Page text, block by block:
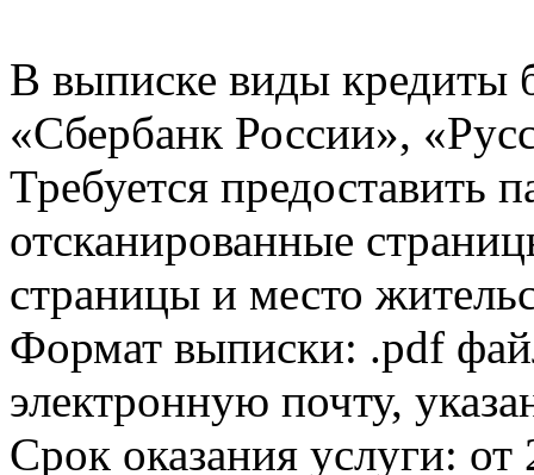
В выписке виды кредиты
«Сбербанк России»,
Требуется предоставить
отсканированные
страницы и место
Формат выписки: .pdf
электронную почту,
Срок оказания услуги: от